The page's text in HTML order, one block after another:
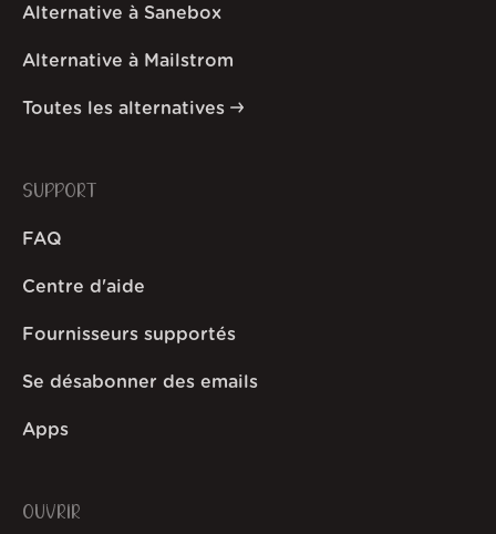
Alternative à Sanebox
Alternative à Mailstrom
Toutes les alternatives
SUPPORT
FAQ
Centre d'aide
Fournisseurs supportés
Se désabonner des emails
Apps
OUVRIR